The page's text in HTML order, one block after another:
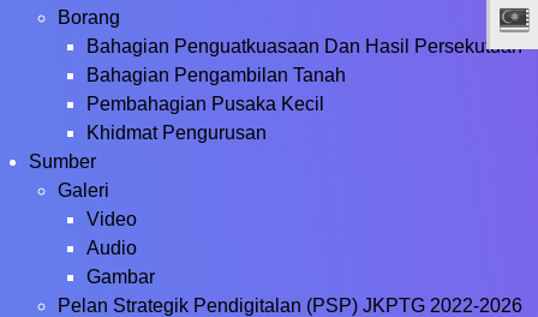
Borang
Bahagian Penguatkuasaan Dan Hasil Persekutuan
Bahagian Pengambilan Tanah
Pembahagian Pusaka Kecil
Khidmat Pengurusan
Sumber
Galeri
Video
Audio
Gambar
Pelan Strategik Pendigitalan (PSP) JKPTG 2022-2026